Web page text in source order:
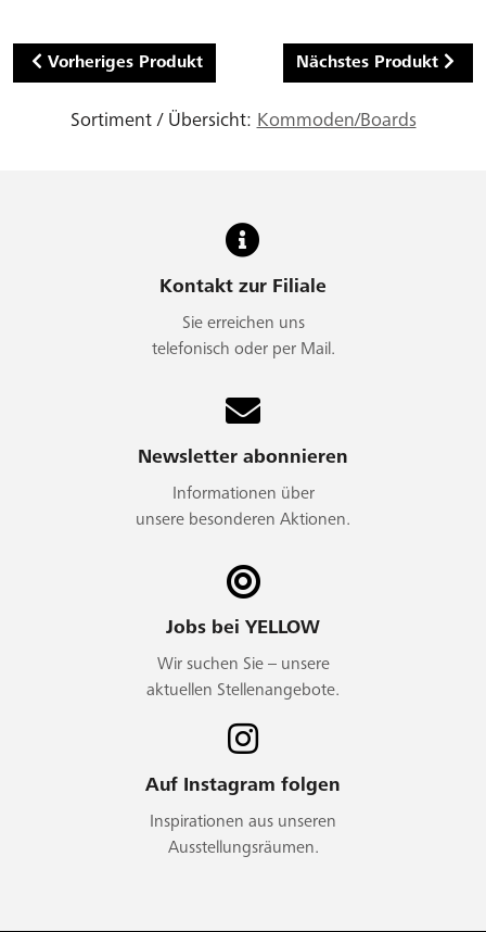
Vorheriges Produkt Nächstes Produkt
Sortiment / Übersicht: Kommoden/Boards
Kontakt zur Filiale
Sie erreichen uns
telefonisch oder per Mail.
Newsletter abonnieren
Informationen über
unsere besonderen Aktionen.
Jobs bei YELLOW
Wir suchen Sie – unsere
aktuellen Stellenangebote.
Auf Instagram folgen
Inspirationen aus unseren
Ausstellungsräumen.